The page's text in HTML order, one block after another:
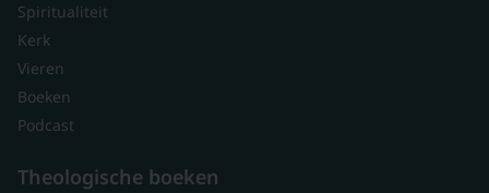
Spiritualiteit
Kerk
Vieren
Boeken
Podcast
Theologische boeken